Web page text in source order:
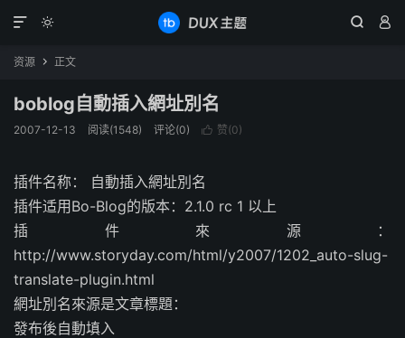
  

资源  正文
boblog自動插入網址別名
2007-12-13 阅读(1548) 评论(0)  赞(0)
插件名称： 自動插入網址別名
插件适用Bo-Blog的版本：2.1.0 rc 1 以上
插件來源：
http://www.storyday.com/html/y2007/1202_auto-slug-
translate-plugin.html
網址別名來源是文章標題：
發布後自動填入